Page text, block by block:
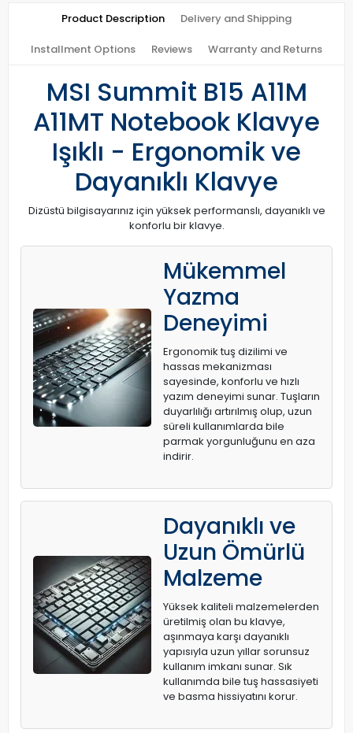
Product Description Delivery and Shipping
Installment Options Reviews Warranty and Returns
MSI Summit B15 A11M
A11MT Notebook Klavye
Işıklı - Ergonomik ve
Dayanıklı Klavye
Dizüstü bilgisayarınız için yüksek performanslı, dayanıklı ve
konforlu bir klavye.
Mükemmel
Yazma
Deneyimi
Ergonomik tuş dizilimi ve
hassas mekanizması
sayesinde, konforlu ve hızlı
yazım deneyimi sunar. Tuşların
duyarlılığı artırılmış olup, uzun
süreli kullanımlarda bile
parmak yorgunluğunu en aza
indirir.
Dayanıklı ve
Uzun Ömürlü
Malzeme
Yüksek kaliteli malzemelerden
üretilmiş olan bu klavye,
aşınmaya karşı dayanıklı
yapısıyla uzun yıllar sorunsuz
kullanım imkanı sunar. Sık
kullanımda bile tuş hassasiyeti
ve basma hissiyatını korur.